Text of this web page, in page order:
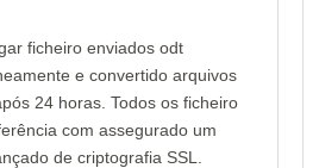
ficheiro enviados odt
e convertido arquivos
24 horas. Todos os ficheiro
com assegurado um
de criptografia SSL.